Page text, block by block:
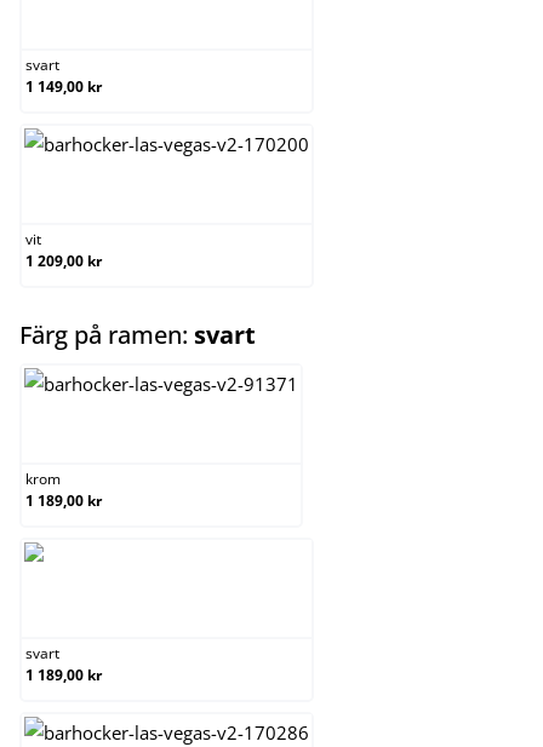
svart
1 149,00 kr
vit
1 209,00 kr
Färg på ramen: svart
krom
1 189,00 kr
svart
1 189,00 kr